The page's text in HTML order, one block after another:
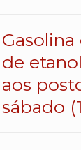
Gasolina
de
aos
sábado